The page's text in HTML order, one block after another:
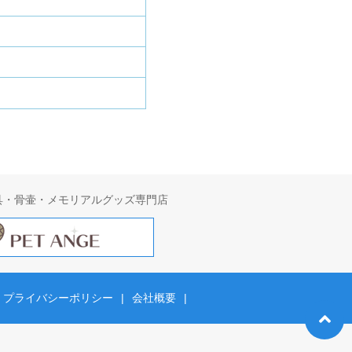
骨壷・メモリアルグッズ専門店
プライバシーポリシー | 会社概要 |